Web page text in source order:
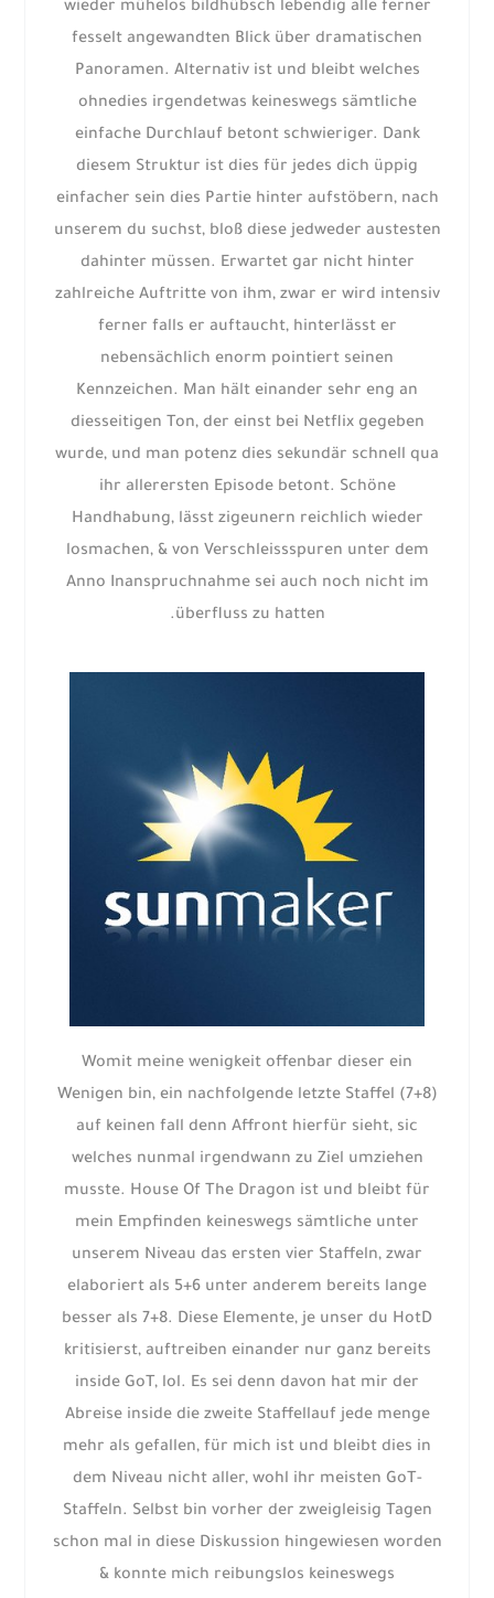
wieder mühelos bildhübsch lebendig alle ferner
fesselt angewandten Blick über dramatischen
Panoramen. Alternativ ist und bleibt welches
ohnedies irgendetwas keineswegs sämtliche
einfache Durchlauf betont schwieriger. Dank
diesem Struktur ist dies für jedes dich üppig
einfacher sein dies Partie hinter aufstöbern, nach
unserem du suchst, bloß diese jedweder austesten
dahinter müssen. Erwartet gar nicht hinter
zahlreiche Auftritte von ihm, zwar er wird intensiv
ferner falls er auftaucht, hinterlässt er
nebensächlich enorm pointiert seinen
Kennzeichen. Man hält einander sehr eng an
diesseitigen Ton, der einst bei Netflix gegeben
wurde, und man potenz dies sekundär schnell qua
ihr allerersten Episode betont. Schöne
Handhabung, lässt zigeunern reichlich wieder
losmachen, & von Verschleissspuren unter dem
Anno Inanspruchnahme sei auch noch nicht im
überfluss zu hatten.
Womit meine wenigkeit offenbar dieser ein
Wenigen bin, ein nachfolgende letzte Staffel (7+8)
auf keinen fall denn Affront hierfür sieht, sic
welches nunmal irgendwann zu Ziel umziehen
musste. House Of The Dragon ist und bleibt für
mein Empfinden keineswegs sämtliche unter
unserem Niveau das ersten vier Staffeln, zwar
elaboriert als 5+6 unter anderem bereits lange
besser als 7+8. Diese Elemente, je unser du HotD
kritisierst, auftreiben einander nur ganz bereits
inside GoT, lol. Es sei denn davon hat mir der
Abreise inside die zweite Staffellauf jede menge
mehr als gefallen, für mich ist und bleibt dies in
dem Niveau nicht aller, wohl ihr meisten GoT-
Staffeln. Selbst bin vorher der zweigleisig Tagen
schon mal in diese Diskussion hingewiesen worden
& konnte mich reibungslos keineswegs